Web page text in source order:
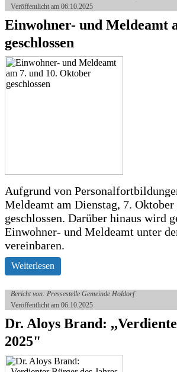
Veröffentlicht am 06.10.2025
Einwohner- und Meldeamt
geschlossen
Aufgrund von
Meldeamt am Dienstag, 7.
geschlossen. Darüber hinaus wird
Einwohner- und Meldeamt unter
vereinbaren.
Weiterlesen
Bericht von: Pressestelle Gemeinde Holdorf
Veröffentlicht am 06.10.2025
Dr. Aloys Brand:
2025"